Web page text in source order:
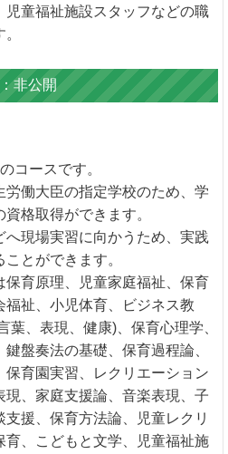
児童福祉施設スタッフなどの職
非公開
コースです。
労働大臣の指定学校のため、学
格取得ができます。
現場実習に向かうため、実践
とができます。
保育原理、児童家庭福祉、保育
祉、小児体育、ビジネス教
葉、表現、健康)、保育心理学、
盤奏法の基礎、保育過程論、
育園実習、レクリエーション
、家庭支援論、音楽表現、子
援、保育方法論、児童レクリ
育、こどもと文学、児童福祉施